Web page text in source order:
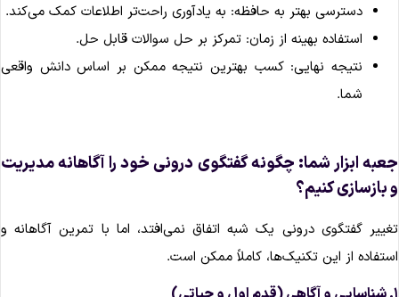
دسترسی بهتر به حافظه: به یادآوری راحت‌تر اطلاعات کمک می‌کند.
استفاده بهینه از زمان: تمرکز بر حل سوالات قابل حل.
نتیجه نهایی: کسب بهترین نتیجه ممکن بر اساس دانش واقعی
شما.
ابزار شما: چگونه گفتگوی درونی خود را آگاهانه مدیریت
بازسازی کنیم؟
گفتگوی درونی یک شبه اتفاق نمی‌افتد، اما با تمرین آگاهانه و
از این تکنیک‌ها، کاملاً ممکن است.